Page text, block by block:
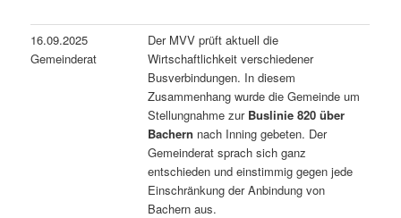
16.09.2025
Gemeinderat
Der MVV prüft aktuell die
Wirtschaftlichkeit verschiedener
Busverbindungen. In diesem
Zusammenhang wurde die Gemeinde um
Stellungnahme zur Buslinie 820 über
Bachern nach Inning gebeten. Der
Gemeinderat sprach sich ganz
entschieden und einstimmig gegen jede
Einschränkung der Anbindung von
Bachern aus.